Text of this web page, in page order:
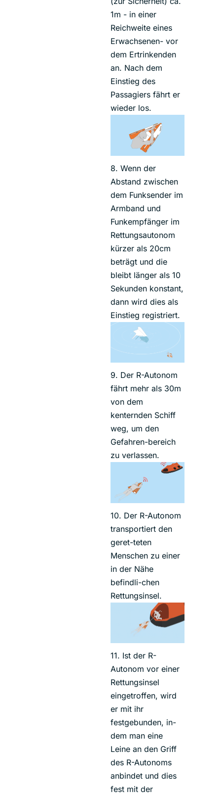
1m - in einer
Reichweite eines
Erwachsenen- vor
dem Ertrinkenden
an. Nach dem
Einstieg des
Passagiers fährt er
wieder los.
8. Wenn der
Abstand zwischen
dem Funksender im
Armband und
Funkempfänger im
Rettungsautonom
kürzer als 20cm
beträgt und die
bleibt länger als 10
Sekunden konstant,
dann wird dies als
Einstieg registriert.
9. Der R-Autonom
fährt mehr als 30m
von dem
kenternden Schiff
weg, um den
Gefahren-bereich
zu verlassen.
10. Der R-Autonom
transportiert den
geret-teten
Menschen zu einer
in der Nähe
befindli-chen
Rettungsinsel.
11. Ist der R-
Autonom vor einer
Rettungsinsel
eingetroffen, wird
er mit ihr
festgebunden, in-
dem man eine
Leine an den Griff
des R-Autonoms
anbindet und dies
fest mit der